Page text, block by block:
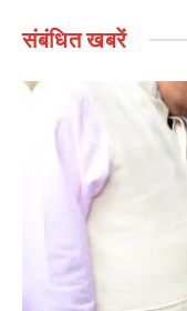
संबंधितखबरें